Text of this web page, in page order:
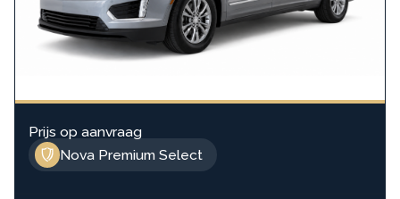
Nova Premium Select
Prijs op aanvraag